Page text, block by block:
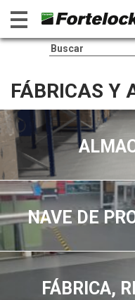
FÁBRICAS Y
NAVE DE
FÁBRICA,